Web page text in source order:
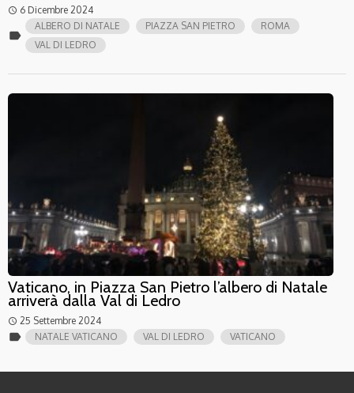
access_time 6 Dicembre 2024
label
ALBERO DI NATALE PIAZZA SAN PIETRO
ROMA
VAL DI LEDRO
Vaticano, in Piazza San Pietro l’albero di Natale
arriverà dalla Val di Ledro
access_time 25 Settembre 2024
label NATALE VATICANO VAL DI LEDRO VATICANO